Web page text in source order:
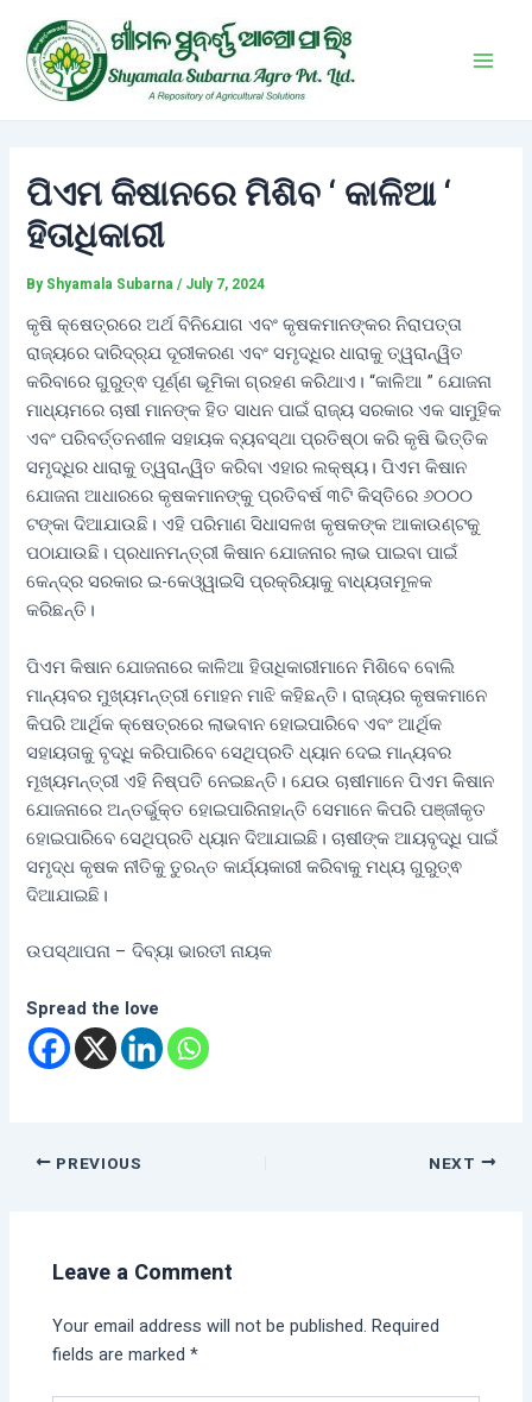
content
ପିଏମ କିଷାନରେ ମିଶିବ ‘ କାଳିଆ ‘
ହିତାଧିକାରୀ
By Shyamala Subarna/ July 7, 2024
କୃଷି କ୍ଷେତ୍ରରେ ଅର୍ଥ ବିନିଯୋଗ ଏବଂ କୃଷକମାନଙ୍କର ନିରାପତ୍ତା
ରାଜ୍ୟରେ ଦାରିଦ୍ର୍ଯ ଦୂରୀକରଣ ଏବଂ ସମୃଦ୍ଧିର ଧାରାକୁ ତ୍ୱରାନ୍ୱିତ
କରିବାରେ ଗୁରୁତ୍ଵ ପୂର୍ଣ୍ଣ ଭୂମିକା ଗ୍ରହଣ କରିଥାଏ। “କାଳିଆ ” ଯୋଜନା
ମାଧ୍ୟମରେ ଚାଷୀ ମାନଙ୍କ ହିତ ସାଧନ ପାଇଁ ରାଜ୍ୟ ସରକାର ଏକ ସାମୁହିକ
ଏବଂ ପରିବର୍ତ୍ତନଶୀଳ ସହାୟକ ବ୍ୟବସ୍ଥା ପ୍ରତିଷ୍ଠା କରି କୃଷି ଭିତ୍ତିକ
ସମୃଦ୍ଧିର ଧାରାକୁ ତ୍ୱରାନ୍ୱିତ କରିବା ଏହାର ଲକ୍ଷ୍ୟ। ପିଏମ କିଷାନ
ଯୋଜନା ଆଧାରରେ କୃଷକମାନଙ୍କୁ ପ୍ରତିବର୍ଷ ୩ଟି କିସ୍ତିରେ ୬୦୦୦
ଟଙ୍କା ଦିଆଯାଉଛି। ଏହି ପରିମାଣ ସିଧାସଳଖ କୃଷକଙ୍କ ଆକାଉଣ୍ଟକୁ
ପଠାଯାଉଛି। ପ୍ରଧାନମନ୍ତ୍ରୀ କିଷାନ ଯୋଜନାର ଲାଭ ପାଇବା ପାଇଁ
କେନ୍ଦ୍ର ସରକାର ଇ-କେଓ୍ୱାଇସି ପ୍ରକ୍ରିୟାକୁ ବାଧ୍ୟତାମୂଳକ
କରିଛନ୍ତି।
ପିଏମ କିଷାନ ଯୋଜନାରେ କାଳିଆ ହିତାଧିକାରୀମାନେ ମିଶିବେ ବୋଲି
ମାନ୍ୟବର ମୁଖ୍ୟମନ୍ତ୍ରୀ ମୋହନ ମାଝି କହିଛନ୍ତି। ରାଜ୍ୟର କୃଷକମାନେ
କିପରି ଆର୍ଥିକ କ୍ଷେତ୍ରରେ ଲାଭବାନ ହୋଇପାରିବେ ଏବଂ ଆର୍ଥିକ
ସହାୟତାକୁ ବୃଦ୍ଧି କରିପାରିବେ ସେଥିପ୍ରତି ଧ୍ୟାନ ଦେଇ ମାନ୍ୟବର
ମୂଖ୍ୟମନ୍ତ୍ରୀ ଏହି ନିଷ୍ପତି ନେଇଛନ୍ତି। ଯେଉ ଚାଷୀମାନେ ପିଏମ କିଷାନ
ଯୋଜନାରେ ଅନ୍ତର୍ଭୁକ୍ତ ହୋଇପାରିନାହାନ୍ତି ସେମାନେ କିପରି ପଞ୍ଜୀକୃତ
ହୋଇପାରିବେ ସେଥିପ୍ରତି ଧ୍ୟାନ ଦିଆଯାଇଛି। ଚାଷୀଙ୍କ ଆୟବୃଦ୍ଧି ପାଇଁ
ସମୃଦ୍ଧ କୃଷକ ନୀତିକୁ ତୁରନ୍ତ କାର୍ଯ୍ୟକାରୀ କରିବାକୁ ମଧ୍ୟ ଗୁରୁତ୍ଵ
ଦିଆଯାଇଛି।
ଉପସ୍ଥାପନା – ଦିବ୍ୟା ଭାରତୀ ନାୟକ
Spread the love
navigation
PREVIOUS NEXT
Leave a Comment
Your email address will not be published. Required
fields are marked*